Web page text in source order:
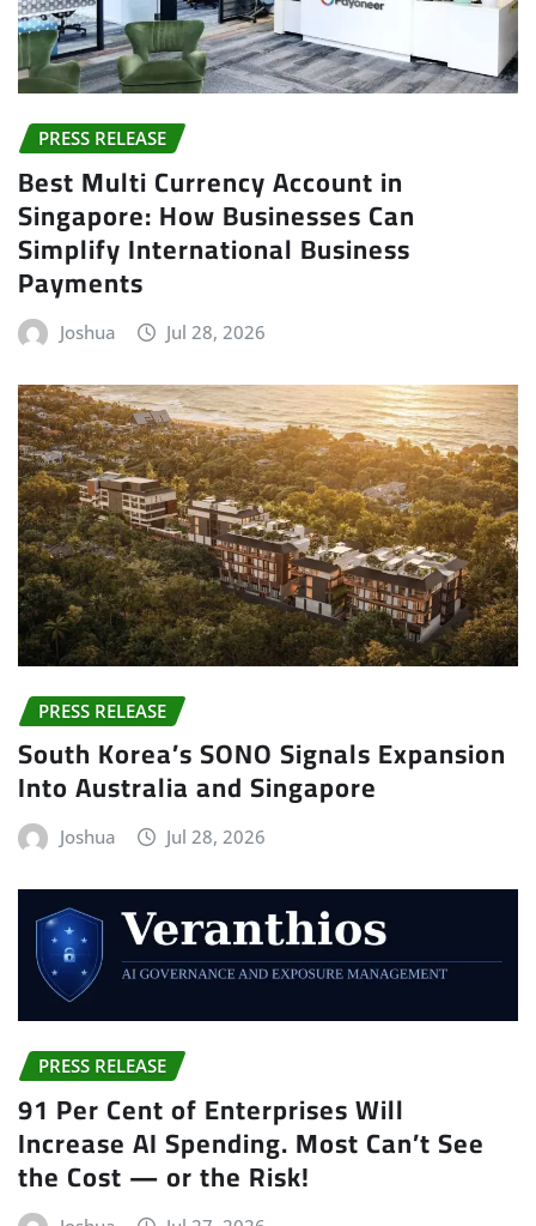
PRESS RELEASE
Best Multi Currency Account in
Singapore: How Businesses Can
Simplify International Business
Payments
Joshua Jul 28, 2026
PRESS RELEASE
South Korea’s SONO Signals Expansion
Into Australia and Singapore
Joshua Jul 28, 2026
PRESS RELEASE
91 Per Cent of Enterprises Will
Increase AI Spending. Most Can’t See
the Cost — or the Risk!